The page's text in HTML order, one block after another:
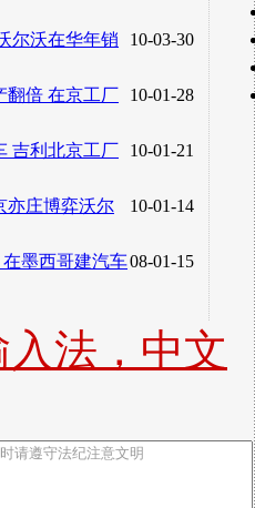
10-03-30
尔沃在华年销
10-01-28
翻倍 在京工厂
10-01-21
吉利北京工厂
10-01-14
亦庄博弈沃尔
08-01-15
墨西哥建汽车
法，中文